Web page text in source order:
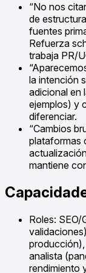
“No nos
de
fuentes
Refuerza
trabaja PR/
la intención
adicional en
ejemplos) y
diferenciar.
“Cambios
plataformas
mantiene
Roles: SEO/
analista
rendimiento